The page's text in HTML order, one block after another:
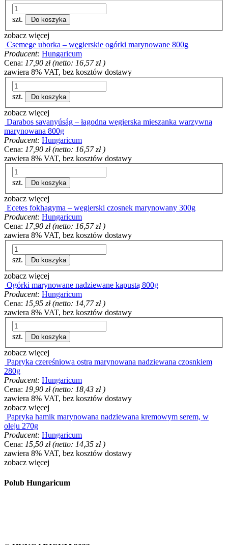
szt. Do koszyka
zobacz więcej
Csemege uborka – węgierskie ogórki marynowane 800g
Producent: Hungaricum
Cena: 17,90 zł (netto: 16,57 zł)
zawiera 8% VAT, bez kosztów dostawy
szt. Do koszyka
zobacz więcej
Darabos savanyúság – łagodna węgierska mieszanka warzywna
marynowana 800g
Producent: Hungaricum
Cena: 17,90 zł (netto: 16,57 zł)
zawiera 8% VAT, bez kosztów dostawy
szt. Do koszyka
zobacz więcej
Ecetes fokhagyma – węgierski czosnek marynowany 300g
Producent: Hungaricum
Cena: 17,90 zł (netto: 16,57 zł)
zawiera 8% VAT, bez kosztów dostawy
szt. Do koszyka
zobacz więcej
Ogórki marynowane nadziewane kapustą 800g
Producent: Hungaricum
Cena: 15,95 zł (netto: 14,77 zł)
zawiera 8% VAT, bez kosztów dostawy
szt. Do koszyka
zobacz więcej
Papryka czereśniowa ostra marynowana nadziewana czosnkiem
280g
Producent: Hungaricum
Cena: 19,90 zł (netto: 18,43 zł)
zawiera 8% VAT, bez kosztów dostawy
zobacz więcej
Papryka hamik marynowana nadziewana kremowym serem, w
oleju 270g
Producent: Hungaricum
Cena: 15,50 zł (netto: 14,35 zł)
zawiera 8% VAT, bez kosztów dostawy
zobacz więcej
Polub Hungaricum